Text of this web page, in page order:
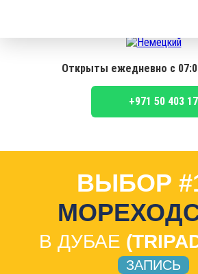
Открыты ежедневно с
+971 50 403
ВЫБОР
В ДУБАЕ
ЗАПИСЬ